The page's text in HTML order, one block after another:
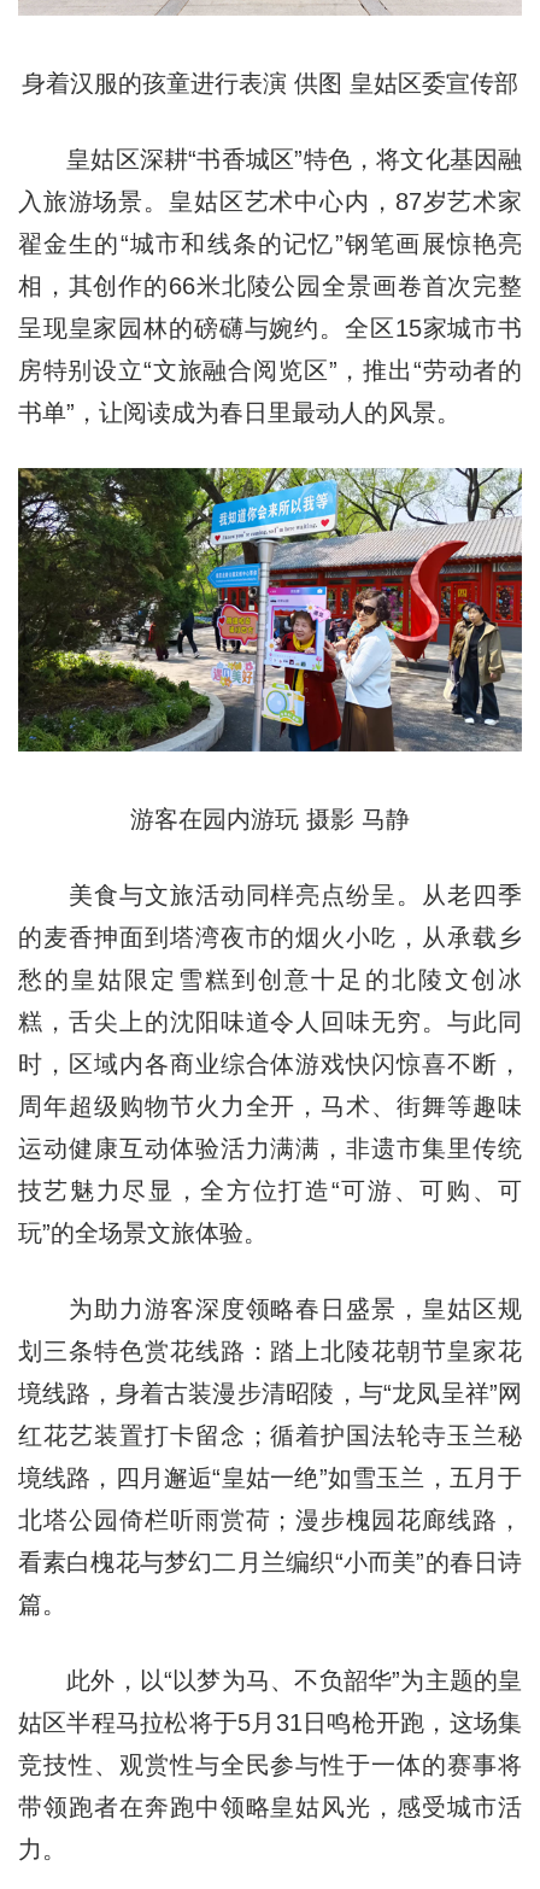
身着汉服的孩童进行表演 供图 皇姑区委宣传部
皇姑区深耕“书香城区”特色，将文化基因融
入旅游场景。皇姑区艺术中心内，87岁艺术家
翟金生的“城市和线条的记忆”钢笔画展惊艳亮
相，其创作的66米北陵公园全景画卷首次完整
呈现皇家园林的磅礴与婉约。全区15家城市书
房特别设立“文旅融合阅览区”，推出“劳动者的
书单”，让阅读成为春日里最动人的风景。
游客在园内游玩 摄影 马静
美食与文旅活动同样亮点纷呈。从老四季
的麦香抻面到塔湾夜市的烟火小吃，从承载乡
愁的皇姑限定雪糕到创意十足的北陵文创冰
糕，舌尖上的沈阳味道令人回味无穷。与此同
时，区域内各商业综合体游戏快闪惊喜不断，
周年超级购物节火力全开，马术、街舞等趣味
运动健康互动体验活力满满，非遗市集里传统
技艺魅力尽显，全方位打造“可游、可购、可
玩”的全场景文旅体验。
为助力游客深度领略春日盛景，皇姑区规
划三条特色赏花线路：踏上北陵花朝节皇家花
境线路，身着古装漫步清昭陵，与“龙凤呈祥”网
红花艺装置打卡留念；循着护国法轮寺玉兰秘
境线路，四月邂逅“皇姑一绝”如雪玉兰，五月于
北塔公园倚栏听雨赏荷；漫步槐园花廊线路，
看素白槐花与梦幻二月兰编织“小而美”的春日诗
篇。
此外，以“以梦为马、不负韶华”为主题的皇
姑区半程马拉松将于5月31日鸣枪开跑，这场集
竞技性、观赏性与全民参与性于一体的赛事将
带领跑者在奔跑中领略皇姑风光，感受城市活
力。